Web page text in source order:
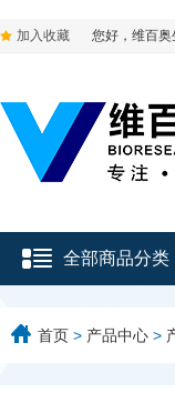
加入收藏 您好，维百奥
全部商品分类
首页 > 产品中心 >